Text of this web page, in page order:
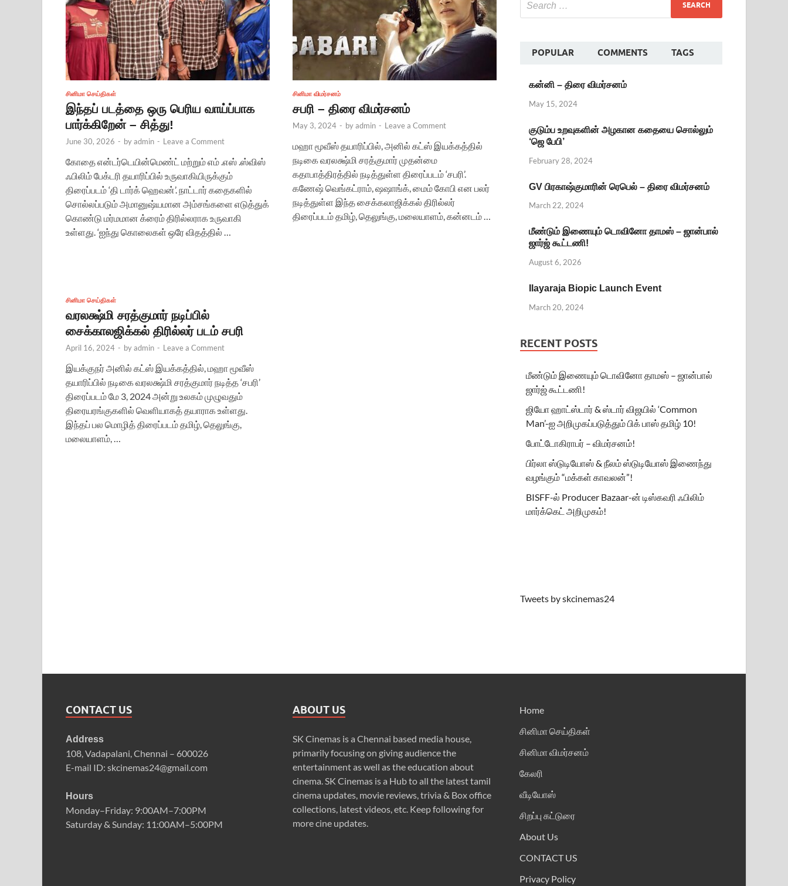
சினிமா செய்திகள்
இந்தப் படத்தை ஒரு பெரிய வாய்ப்பாக
பார்க்கிறேன் – சித்து!
June 30, 2026 - byadmin - Leave a Comment
கோதை என்டர்டெயின்மெண்ட் மற்றும் எம் .எஸ் .ஸ்விஸ்
ஃபிலிம் பேக்டரி தயாரிப்பில் உருவாகியிருக்கும்
திரைப்படம் ‘தி டார்க் ஹெவன்’. நாட்டார் கதைகளில்
சொல்லப்படும் அமானுஷ்யமான அம்சங்களை எடுத்துக்
கொண்டு மர்மமான க்ரைம் திரில்லராக உருவாகி
உள்ளது. ‘ஐந்து கொலைகள் ஒரே விதத்தில் …
சினிமா விமர்சனம்
சபரி – திரை விமர்சனம்
May 3, 2024 - byadmin - Leave a Comment
மஹா மூவீஸ் தயாரிப்பில், அனில் கட்ஸ் இயக்கத்தில்
நடிகை வரலக்ஷ்மி சரத்குமார் முதன்மை
கதாபாத்திரத்தில் நடித்துள்ள திரைப்படம் ‘சபரி’.
கணேஷ் வெங்கட்ராம், ஷஷாங்க், மைம் கோபி என பலர்
நடித்துள்ள இந்த சைக்கலாஜிக்கல் திரில்லர்
திரைப்படம் தமிழ், தெலுங்கு, மலையாளம், கன்னடம் …
சினிமா செய்திகள்
வரலக்ஷ்மி சரத்குமார் நடிப்பில்
சைக்காலஜிக்கல் திரில்லர் படம் சபரி
April 16, 2024 - byadmin - Leave a Comment
இயக்குநர் அனில் கட்ஸ் இயக்கத்தில், மஹா மூவீஸ்
தயாரிப்பில் நடிகை வரலக்ஷ்மி சரத்குமார் நடித்த ‘சபரி’
திரைப்படம் மே 3, 2024 அன்று உலகம் முழுவதும்
திரையரங்குகளில் வெளியாகத் தயாராக உள்ளது.
இந்தப் பல மொழித் திரைப்படம் தமிழ், தெலுங்கு,
மலையாளம், …
POPULAR COMMENTS TAGS
கன்னி – திரை விமர்சனம்
May 15, 2024
குடும்ப உறவுகளின் அழகான கதையை சொல்லும்
‘ஜெ பேபி’
February 28, 2024
GV பிரகாஷ்குமாரின் ரெபெல் – திரை விமர்சனம்
March 22, 2024
மீண்டும் இணையும் டொவினோ தாமஸ் – ஜான்பால்
ஜார்ஜ் கூட்டணி!
August 6, 2026
Ilayaraja Biopic Launch Event
March 20, 2024
RECENT POSTS
மீண்டும் இணையும் டொவினோ தாமஸ் – ஜான்பால்
ஜார்ஜ் கூட்டணி!
ஜியோ ஹாட்ஸ்டார் & ஸ்டார் விஜயில் ‘Common
Man’-ஐ அறிமுகப்படுத்தும் பிக் பாஸ் தமிழ் 10!
போட்டோகிராபர் – விமர்சனம்!
பிர்லா ஸ்டுடியோஸ் & நீலம் ஸ்டுடியோஸ் இணைந்து
வழங்கும் “மக்கள் காவலன்”!
BISFF-ல் Producer Bazaar-ன் டிஸ்கவரி ஃபிலிம்
மார்க்கெட் அறிமுகம்!
Tweets by skcinemas24
CONTACT US
Address
108, Vadapalani, Chennai – 600026
E-mail ID: skcinemas24@gmail.com
Hours
Monday–Friday: 9:00AM–7:00PM
Saturday & Sunday: 11:00AM–5:00PM
ABOUT US
SK Cinemas is a Chennai based media house,
primarily focusing on giving audience the
entertainment as well as the education about
cinema. SK Cinemas is a Hub to all the latest tamil
cinema updates, movie reviews, trivia & Box office
collections, latest videos, etc. Keep following for
more cine updates.
Home
சினிமா செய்திகள்
சினிமா விமர்சனம்
கேலரி
வீடியோஸ்
சிறப்பு கட்டுரை
About Us
CONTACT US
Privacy Policy